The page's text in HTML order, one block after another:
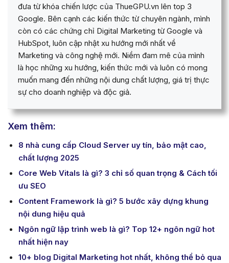
đưa từ khóa chiến lược của ThueGPU.vn lên top 3
Google. Bên cạnh các kiến thức từ chuyên ngành, mình
còn có các chứng chỉ Digital Marketing từ Google và
HubSpot, luôn cập nhật xu hướng mới nhất về
Marketing và công nghệ mới. Niềm đam mê của mình
là học những xu hướng, kiến thức mới và luôn có mong
muốn mang đến những nội dung chất lượng, giá trị thực
sự cho doanh nghiệp và độc giả.
Xem thêm:
8 nhà cung cấp Cloud Server uy tín, bảo mật cao,
chất lượng 2025
Core Web Vitals là gì? 3 chỉ số quan trọng & Cách tối
ưu SEO
Content Framework là gì? 5 bước xây dựng khung
nội dung hiệu quả
Ngôn ngữ lập trình web là gì? Top 12+ ngôn ngữ hot
nhất hiện nay
10+ blog Digital Marketing hot nhất, không thể bỏ qua